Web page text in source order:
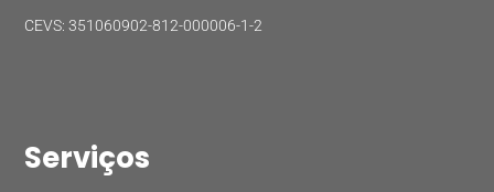
CEVS: 351060902-812-000006-1-2
Serviços